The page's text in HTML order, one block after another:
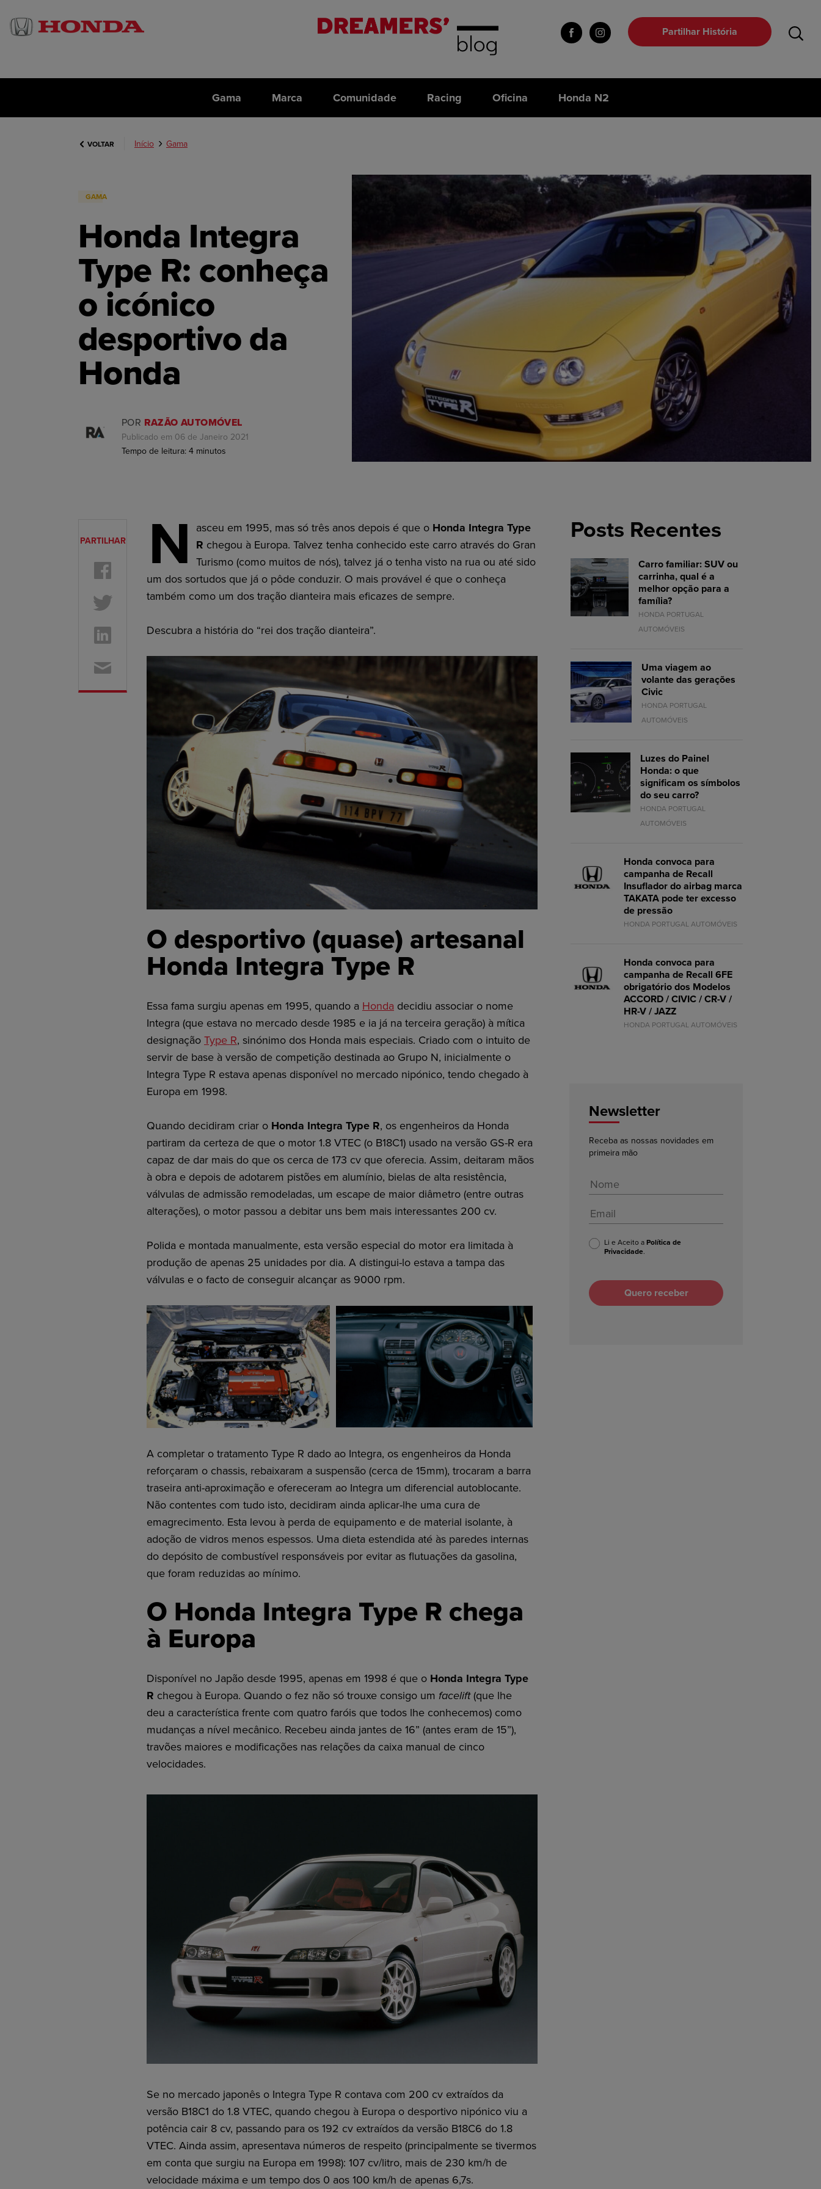
Partilhar História
Gama Marca Comunidade Racing Oficina Honda N2
VOLTAR Início Gama
GAMA
Honda Integra
Type R: conheça
o icónico
desportivo da
Honda
POR RAZÃO AUTOMÓVEL
Publicado em 06 de Janeiro 2021
Tempo de leitura: 4 minutos
PARTILHAR N asceu em 1995, mas só três anos depois é que o Honda Integra Type
R chegou à Europa. Talvez tenha conhecido este carro através do Gran
Turismo (como muitos de nós), talvez já o tenha visto na rua ou até sido
um dos sortudos que já o pôde conduzir. O mais provável é que o conheça
também como um dos tração dianteira mais eficazes de sempre.
Descubra a história do “rei dos tração dianteira”.
O desportivo (quase) artesanal
Honda Integra Type R
Essa fama surgiu apenas em 1995, quando a Honda decidiu associar o nome
Integra (que estava no mercado desde 1985 e ia já na terceira geração) à mítica
designação Type R, sinónimo dos Honda mais especiais. Criado com o intuito de
servir de base à versão de competição destinada ao Grupo N, inicialmente o
Integra Type R estava apenas disponível no mercado nipónico, tendo chegado à
Europa em 1998.
Quando decidiram criar o Honda Integra Type R, os engenheiros da Honda
partiram da certeza de que o motor 1.8 VTEC (o B18C1) usado na versão GS-R era
capaz de dar mais do que os cerca de 173 cv que oferecia. Assim, deitaram mãos
à obra e depois de adotarem pistões em alumínio, bielas de alta resistência,
válvulas de admissão remodeladas, um escape de maior diâmetro (entre outras
alterações), o motor passou a debitar uns bem mais interessantes 200 cv.
Polida e montada manualmente, esta versão especial do motor era limitada à
produção de apenas 25 unidades por dia. A distingui-lo estava a tampa das
válvulas e o facto de conseguir alcançar as 9000 rpm.
A completar o tratamento Type R dado ao Integra, os engenheiros da Honda
reforçaram o chassis, rebaixaram a suspensão (cerca de 15mm), trocaram a barra
traseira anti-aproximação e ofereceram ao Integra um diferencial autoblocante.
Não contentes com tudo isto, decidiram ainda aplicar-lhe uma cura de
emagrecimento. Esta levou à perda de equipamento e de material isolante, à
adoção de vidros menos espessos. Uma dieta estendida até às paredes internas
do depósito de combustível responsáveis por evitar as flutuações da gasolina,
que foram reduzidas ao mínimo.
O Honda Integra Type R chega
à Europa
Disponível no Japão desde 1995, apenas em 1998 é que o Honda Integra Type
R chegou à Europa. Quando o fez não só trouxe consigo um facelift(que lhe
deu a característica frente com quatro faróis que todos lhe conhecemos) como
mudanças a nível mecânico. Recebeu ainda jantes de 16” (antes eram de 15”),
travões maiores e modificações nas relações da caixa manual de cinco
velocidades.
Se no mercado japonês o Integra Type R contava com 200 cv extraídos da
versão B18C1 do 1.8 VTEC, quando chegou à Europa o desportivo nipónico viu a
potência cair 8 cv, passando para os 192 cv extraídos da versão B18C6 do 1.8
VTEC. Ainda assim, apresentava números de respeito (principalmente se tivermos
em conta que surgiu na Europa em 1998): 107 cv/litro, mais de 230 km/h de
velocidade máxima e um tempo dos 0 aos 100 km/h de apenas 6,7s.
Posts Recentes
Carro familiar: SUV ou
carrinha, qual é a
melhor opção para a
família?
HONDA PORTUGAL
AUTOMÓVEIS
Uma viagem ao
volante das gerações
Civic
HONDA PORTUGAL
AUTOMÓVEIS
Luzes do Painel
Honda: o que
significam os símbolos
do seu carro?
HONDA PORTUGAL
AUTOMÓVEIS
Honda convoca para
campanha de Recall
Insuflador do airbag marca
TAKATA pode ter excesso
de pressão
HONDA PORTUGAL AUTOMÓVEIS
Honda convoca para
campanha de Recall 6FE
obrigatório dos Modelos
ACCORD / CIVIC / CR-V /
HR-V / JAZZ
HONDA PORTUGAL AUTOMÓVEIS
Newsletter
Receba as nossas novidades em
primeira mão
Li e Aceito a Política de
Privacidade.